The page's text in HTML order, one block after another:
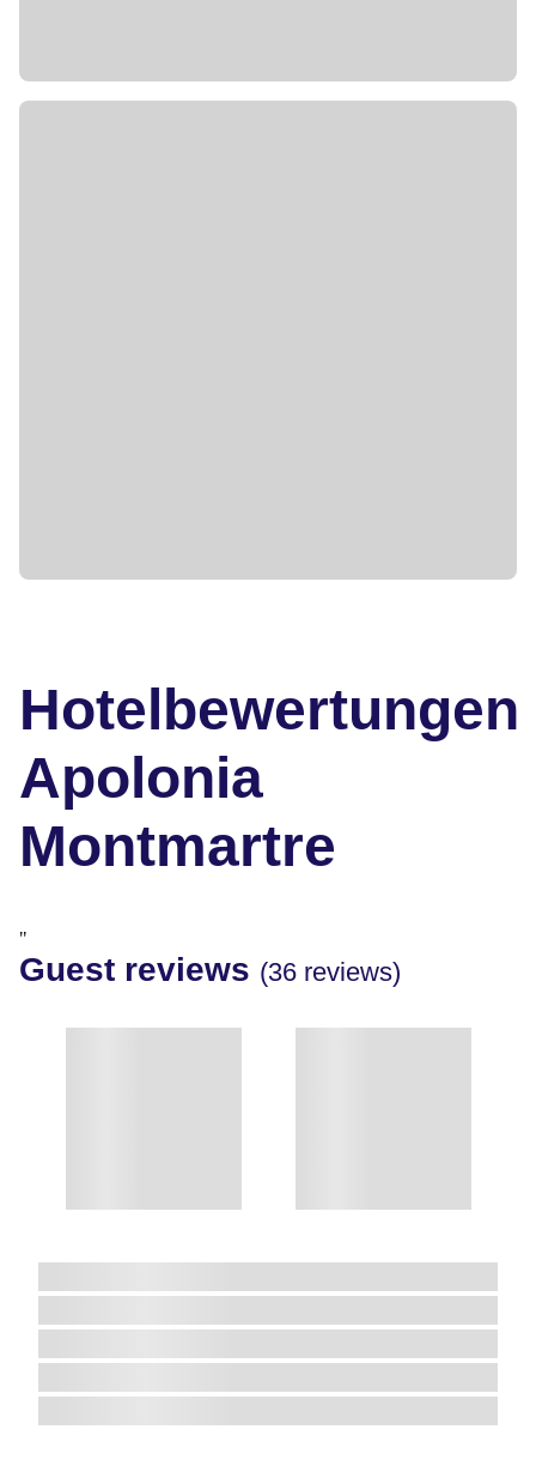
Hotelbewertungen
Apolonia
Montmartre
"
Guest reviews (36 reviews)